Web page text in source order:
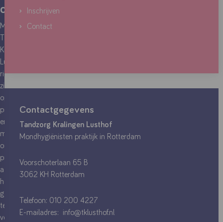
Inschrijven
Contact
Contactgegevens
Tandzorg Kralingen Lusthof
Mondhygiënisten praktijk in Rotterdam
Voorschoterlaan 65 B
3062 KH Rotterdam
Telefoon: 010 200 4227
E-mailadres:
info@tklusthof.nl
ons
Mondhygiënepraktijk
Kralingen
Lusthof
richt
zich
op
preventie
en
mondverzorging
om
problemen
aan
het
gebit
te
voorkomen